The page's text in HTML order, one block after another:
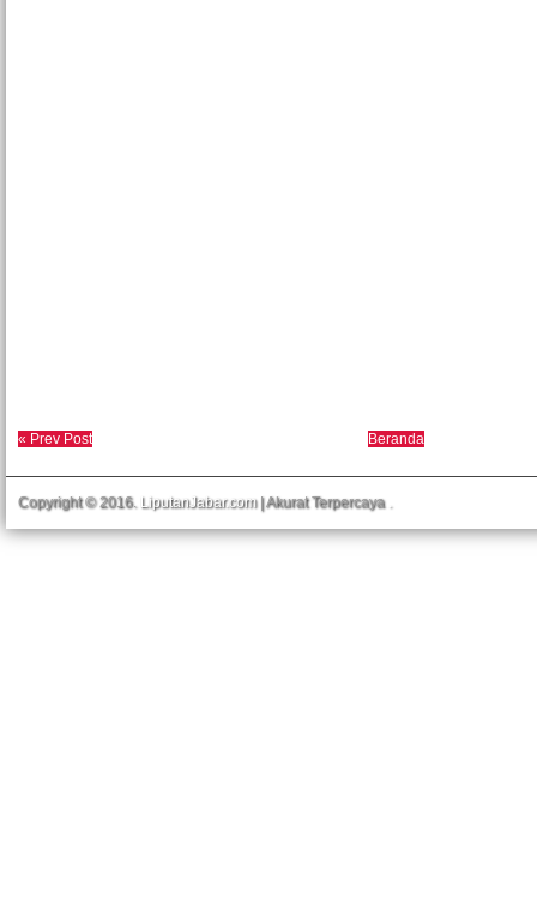
« Prev Post Beranda
Copyright © 2016. LiputanJabar.com| Akurat Terpercaya